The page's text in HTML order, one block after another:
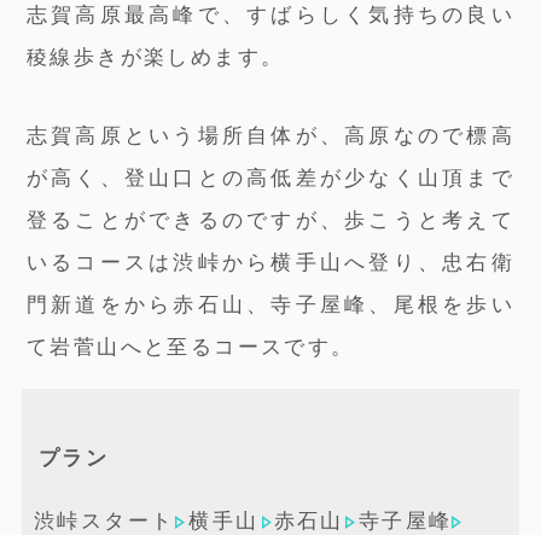
志賀高原最高峰で、すばらしく気持ちの良い
稜線歩きが楽しめます。
志賀高原という場所自体が、高原なので標高
が高く、登山口との高低差が少なく山頂まで
登ることができるのですが、歩こうと考えて
いるコースは渋峠から横手山へ登り、忠右衛
門新道をから赤石山、寺子屋峰、尾根を歩い
て岩菅山へと至るコースです。
プラン
渋峠スタート 横手山 赤石山
寺子屋峰